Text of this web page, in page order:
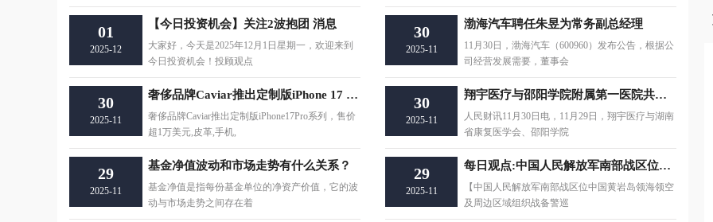
01
2025-12
【今日投资机会】关注2波抱团 消息
大家好，今天是2025年12月1日星期一，欢迎来到
今日投资机会！投顾观点
30
2025-11
渤海汽车聘任朱昱为常务副总经理
11月30日，渤海汽车（600960）发布公告，根据公
司经营发展需要，董事会
30
2025-11
奢侈品牌Caviar推出定制版iPhone 17 Pro系列，售价超1万美元
奢侈品牌Caviar推出定制版iPhone17Pro系列，售价
超1万美元,皮革,手机,
30
2025-11
翔宇医疗与邵阳学院附属第一医院共建的脑机接口临床研究与转化创新分中心正式启动
人民财讯11月30日电，11月29日，翔宇医疗与湖南
省康复医学会、邵阳学院
29
2025-11
基金净值波动和市场走势有什么关系？
基金净值是指每份基金单位的净资产价值，它的波
动与市场走势之间存在着
29
2025-11
每日观点:中国人民解放军南部战区位中国黄岩岛领海领空及周边区域组织战备警巡
【中国人民解放军南部战区位中国黄岩岛领海领空
及周边区域组织战备警巡